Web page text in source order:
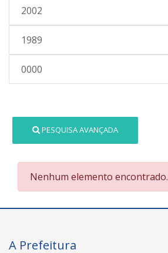
2002
1989
0000
PESQUISA AVANÇADA
Nenhum elemento encontrado.
A Prefeitura